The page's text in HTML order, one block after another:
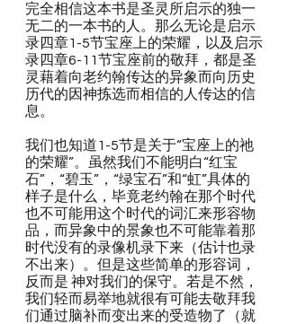
完全相信这本书是圣灵所启示的独一
无二的一本书的人。那么无论是启示
录四章1-5节宝座上的荣耀，以及启示
录四章6-11节宝座前的敬拜，都是圣
灵藉着向老约翰传达的异象而向历史
历代的因神拣选而相信的人传达的信
息。
我们也知道1-5节是关于“宝座上的祂
的荣耀”。虽然我们不能明白“红宝
石”，“碧玉”，“绿宝石”和“虹”具体的
样子是什么，毕竟老约翰在那个时代
也不可能用这个时代的词汇来形容物
品，而异象中的景象也不可能靠着那
时代没有的录像机录下来（估计也录
不出来）。但是这些简单的形容词，
反而是 神对我们的保守。若是不然，
我们轻而易举地就很有可能去敬拜我
们通过脑补而变出来的受造物了（就